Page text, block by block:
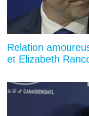
Relation
et Elizabeth